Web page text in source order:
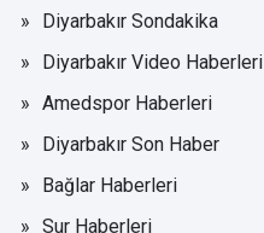
Diyarbakır Sondakika
Diyarbakır Video Haberleri
Amedspor Haberleri
Diyarbakır Son Haber
Bağlar Haberleri
Sur Haberleri